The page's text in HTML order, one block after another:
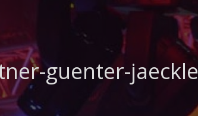
guenter-jaeckle